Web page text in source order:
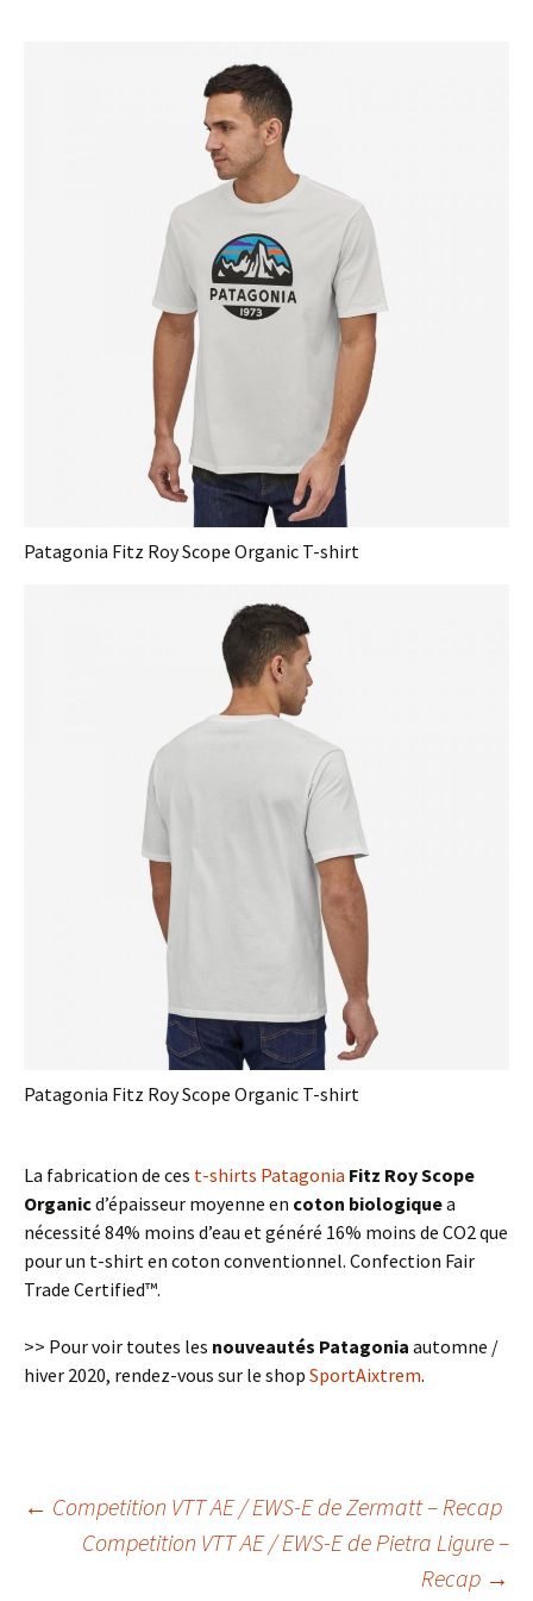
Patagonia Fitz Roy Scope Organic T-shirt
Patagonia Fitz Roy Scope Organic T-shirt
La fabrication de ces t-shirts Patagonia Fitz Roy Scope
Organicd’épaisseur moyenne en coton biologiquea
nécessité 84% moins d’eau et généré 16% moins de CO2 que
pour un t-shirt en coton conventionnel. Confection Fair
Trade Certified™.
>> Pour voir toutes les nouveautés Patagonia automne /
hiver 2020, rendez-vous sur le shop SportAixtrem.
Navigation
← Competition VTT AE / EWS-E de Zermatt – Recap
Competition VTT AE / EWS-E de Pietra Ligure –
Recap →